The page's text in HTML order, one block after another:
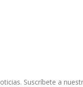
Suscríbete a